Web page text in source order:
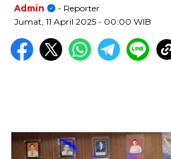
Admin
- Reporter
Jumat, 11 April 2025 - 00:00 WIB